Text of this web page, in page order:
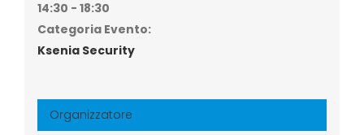
14:30 - 18:30
Categoria Evento:
Ksenia Security
Organizzatore